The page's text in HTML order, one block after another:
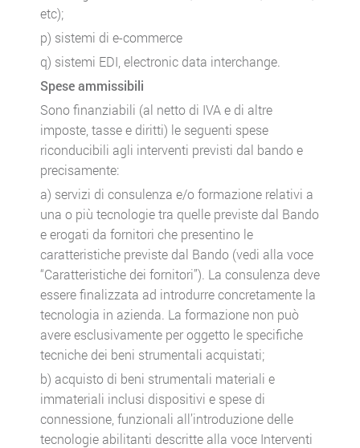
etc);
p) sistemi di e-commerce
q) sistemi EDI, electronic data interchange.
Spese ammissibili
Sono finanziabili (al netto di IVA e di altre
imposte, tasse e diritti) le seguenti spese
riconducibili agli interventi previsti dal bando e
precisamente:
a) servizi di consulenza e/o formazione relativi a
una o più tecnologie tra quelle previste dal Bando
e erogati da fornitori che presentino le
caratteristiche previste dal Bando (vedi alla voce
“Caratteristiche dei fornitori”). La consulenza deve
essere finalizzata ad introdurre concretamente la
tecnologia in azienda. La formazione non può
avere esclusivamente per oggetto le specifiche
tecniche dei beni strumentali acquistati;
b) acquisto di beni strumentali materiali e
immateriali inclusi dispositivi e spese di
connessione, funzionali all’introduzione delle
tecnologie abilitanti descritte alla voce Interventi